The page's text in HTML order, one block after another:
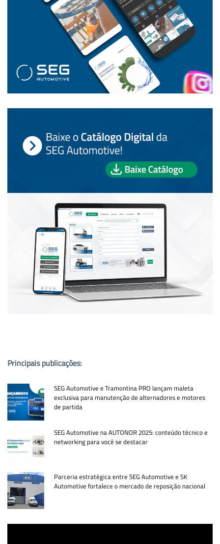
Principais publicações:
SEG Automotive e Tramontina PRO lançam maleta
exclusiva para manutenção de alternadores e motores
de partida
SEG Automotive na AUTONOR 2025: conteúdo técnico e
networking para você se destacar
Parceria estratégica entre SEG Automotive e SK
Automotive fortalece o mercado de reposição nacional